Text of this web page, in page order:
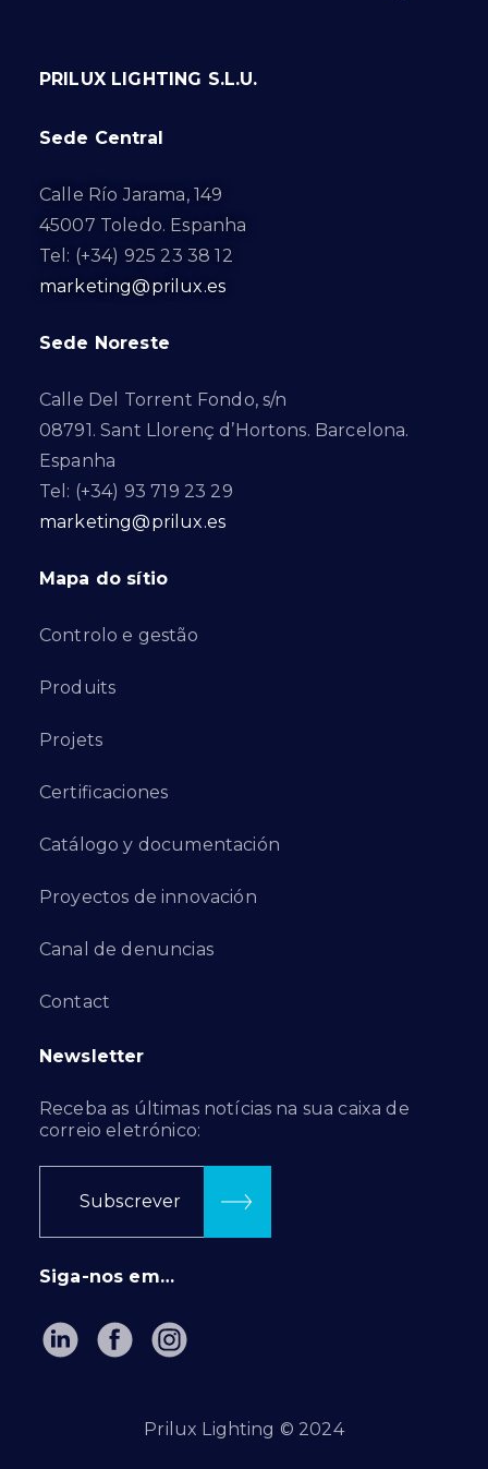
PRILUX LIGHTING S.L.U.
Sede Central
Calle Río Jarama, 149
45007 Toledo. Espanha
Tel: (+34) 925 23 38 12
marketing@prilux.es
Sede Noreste
Calle Del Torrent Fondo, s/n
08791. Sant Llorenç d’Hortons. Barcelona.
Espanha
Tel: (+34) 93 719 23 29
marketing@prilux.es
Mapa do sítio
Controlo e gestão
Produits
Projets
Certificaciones
Catálogo y documentación
Proyectos de innovación
Canal de denuncias
Contact
Newsletter
Receba as últimas notícias na sua caixa de
correio eletrónico:
Subscrever
Siga-nos em…
Prilux Lighting © 2024